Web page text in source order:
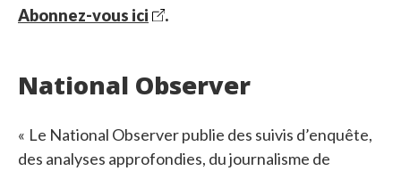
Abonnez-vous ici .
National Observer
« Le National Observer publie des suivis d’enquête,
des analyses approfondies, du journalisme de